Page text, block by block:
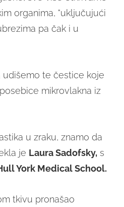
organima, "uključujući
pa čak i u
te čestice koje
mikrovlakna iz
u zraku, znamo da
je Laura Sadofsky, s
York Medical School.
tkivu pronašao